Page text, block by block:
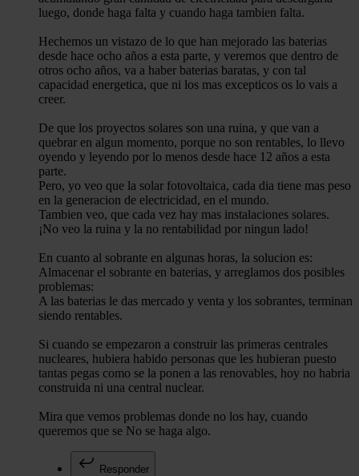
luego, donde haga falta y cuando haga tambien falta.
Hechemos un vistazo de lo que han mejorado las baterias
desde hace ocho años a esta parte, y veremos que dentro de
otros ocho años, va a haber baterias baratas, y con tal
capacidad energetica, que ni los mas excepticos os lo vais a
creer.
De que los proyectos solares son una ruina, y que van a
quebrar en algun momento, porque no son rentables, lo llevo
oyendo y leyendo por lo menos desde hace 12 años a esta
parte.
Pero, yo veo que la solar fotovoltaica, cada dia tiene mas peso
en la generacion de electricidad, en el mundo.
Tambien veo, que cada vez hay mas instalaciones solares.
¡No veo la ruina y la no rentabilidad por ningun lado!
En cuanto al sobrante en algunas horas, la solucion es:
Almacenar el sobrante en baterias, y arreglamos dos posibles
problemas:
A las baterias le das mercado y venta y los sobrantes, terminan
siendo rentables.
Si cuando se empezaron a construir las primeras centrales
nucleares, hubiera habido personas que les hubieran puesto
tantas pegas como se la ponen a las renovables, hoy no habria
construida ni una central nuclear.
Mira que vemos problemas donde no los hay, cuando
queremos que se No se haga algo.
Responder